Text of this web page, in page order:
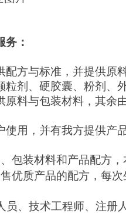
务：
配方与标准，并提供原
剂、硬胶囊、粉剂、
原料与包装材料，其余
使用，并有我方提供产
包装材料和产品配方
优质产品的配方，每次
、技术工程师、注册